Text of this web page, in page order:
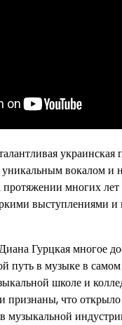
украинская
уникальным вокалом и
многих лет
выступлениями
Гурцкая многое
путь в музыке в
школе и
признаны, что
музыкальной